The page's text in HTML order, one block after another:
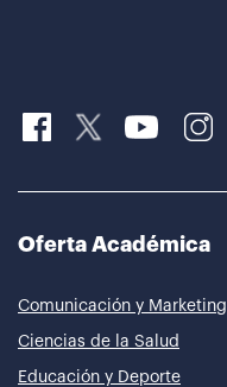
Oferta Académica
Comunicación y Marketing
Ciencias de la Salud
Educación y Deporte